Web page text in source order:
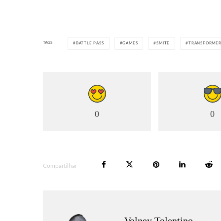
TAGS BATTLE PASS GAMES SMITE
0 0
Compartilhar